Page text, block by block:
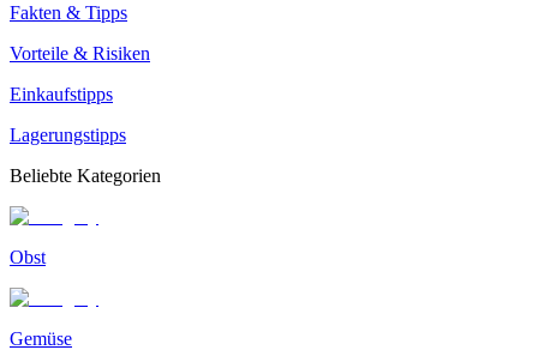
Fakten & Tipps
Vorteile & Risiken
Einkaufstipps
Lagerungstipps
Beliebte Kategorien
Obst
Gemüse